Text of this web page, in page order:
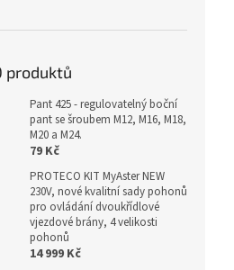
produktů
Pant 425 - regulovatelný boční
pant se šroubem M12, M16, M18,
M20 a M24.
79 Kč
PROTECO KIT MyAster NEW
230V, nové kvalitní sady pohonů
pro ovládání dvoukřídlové
vjezdové brány, 4 velikosti
pohonů
14 999 Kč